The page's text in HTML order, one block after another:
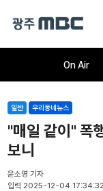
On Air
오늘의뉴스뉴스데스
일반 우리동네뉴스
"매일 같이" 폭
보니
윤소영 기자
입력 2025-12-04 17:34:32